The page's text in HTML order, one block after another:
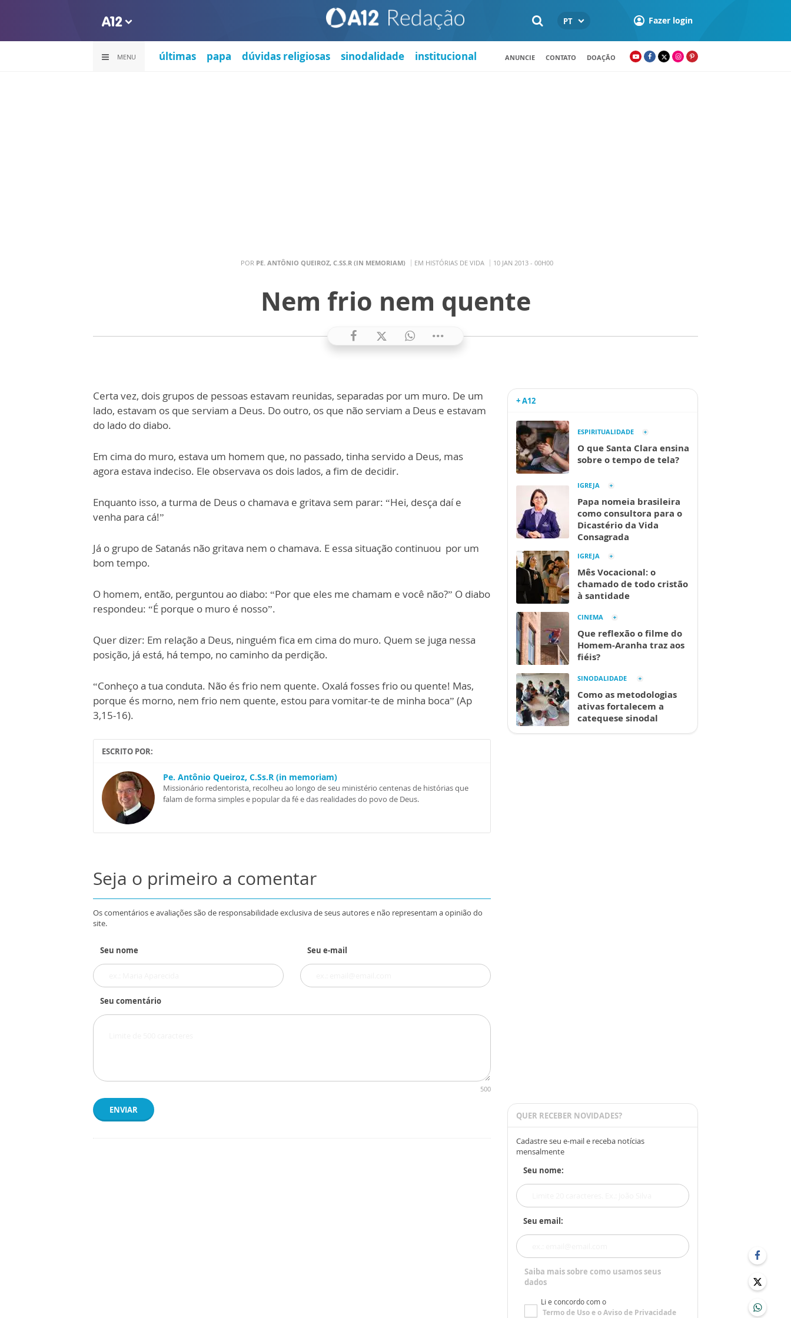
PT Fazer login
MENU últimas papa dúvidas religiosas sinodalidade institucional ANUNCIE CONTATO DOAÇÃO
POR PE. ANTÔNIO QUEIROZ, C.SS.R (IN MEMORIAM) EM HISTÓRIAS DE VIDA 10 JAN 2013 - 00H00
Nem frio nem quente
Certa vez, dois grupos de pessoas estavam reunidas, separadas por um muro. De um
lado, estavam os que serviam a Deus. Do outro, os que não serviam a Deus e estavam
do lado do diabo.
Em cima do muro, estava um homem que, no passado, tinha servido a Deus, mas
agora estava indeciso. Ele observava os dois lados, a fim de decidir.
Enquanto isso, a turma de Deus o chamava e gritava sem parar: “Hei, desça daí e
venha para cá!”
Já o grupo de Satanás não gritava nem o chamava. E essa situação continuou por um
bom tempo.
O homem, então, perguntou ao diabo: “Por que eles me chamam e você não?” O diabo
respondeu: “É porque o muro é nosso”.
Quer dizer: Em relação a Deus, ninguém fica em cima do muro. Quem se juga nessa
posição, já está, há tempo, no caminho da perdição.
“Conheço a tua conduta. Não és frio nem quente. Oxalá fosses frio ou quente! Mas,
porque és morno, nem frio nem quente, estou para vomitar-te de minha boca” (Ap
3,15-16).
ESCRITO POR:
Pe. Antônio Queiroz, C.Ss.R (in memoriam)
Missionário redentorista, recolheu ao longo de seu ministério centenas de histórias que
falam de forma simples e popular da fé e das realidades do povo de Deus.
Seja o primeiro a comentar
Os comentários e avaliações são de responsabilidade exclusiva de seus autores e não representam a opinião do
site.
Seu nome Seu e-mail
Seu comentário
500
ENVIAR
+ A12
ESPIRITUALIDADE
O que Santa Clara ensina
sobre o tempo de tela?
IGREJA
Papa nomeia brasileira
como consultora para o
Dicastério da Vida
Consagrada
IGREJA
Mês Vocacional: o
chamado de todo cristão
à santidade
CINEMA
Que reflexão o filme do
Homem-Aranha traz aos
fiéis?
SINODALIDADE
Como as metodologias
ativas fortalecem a
catequese sinodal
QUER RECEBER NOVIDADES?
Cadastre seu e-mail e receba notícias
mensalmente
Seu nome:
Seu email:
Saiba mais sobre como usamos seus
dados
Li e concordo com o
Termo de Usoe oAviso de Privacidade